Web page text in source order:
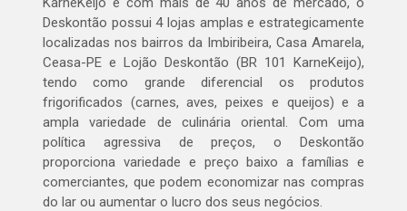
Deskontão possui 4 lojas amplas e estrategicamente
localizadas nos bairros da Imbiribeira, Casa Amarela,
Ceasa-PE e Lojão Deskontão (BR 101 KarneKeijo),
tendo como grande diferencial os produtos
frigorificados (carnes, aves, peixes e queijos) e a
ampla variedade de culinária oriental. Com uma
política agressiva de preços, o Deskontão
proporciona variedade e preço baixo a famílias e
comerciantes, que podem economizar nas compras
do lar ou aumentar o lucro dos seus negócios.